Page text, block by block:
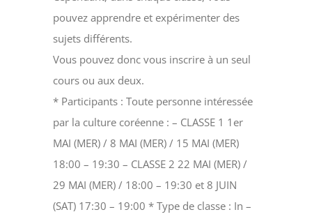
pouvez apprendre et expérimenter des
sujets différents.
Vous pouvez donc vous inscrire à un seul
cours ou aux deux.
* Participants : Toute personne intéressée
par la culture coréenne : – CLASSE 1 1er
MAI (MER) / 8 MAI (MER) / 15 MAI (MER)
18:00 – 19:30 – CLASSE 2 22 MAI (MER) /
29 MAI (MER) / 18:00 – 19:30 et 8 JUIN
(SAT) 17:30 – 19:00 * Type de classe : In –